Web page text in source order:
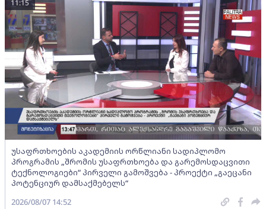
უსაფრთხოების აკადემიის ორწლიანი სადიპლომო
პროგრამის „შრომის უსაფრთხოება და გარემოსდაცვითი
ტექნოლოგიები“ პირველი გამოშვება - პროექტი „გაეცანი
პოტენციურ დამსაქმებელს“
11:15
2026/08/07 14:52